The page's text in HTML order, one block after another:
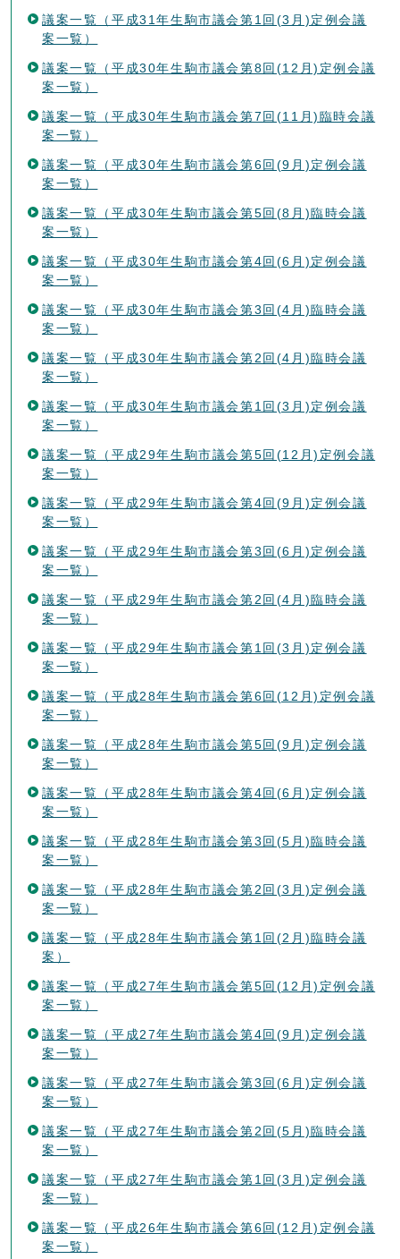
議案一覧（平成31年生駒市議会第1回(3月)定例会議
案一覧）
議案一覧（平成30年生駒市議会第8回(12月)定例会議
案一覧）
議案一覧（平成30年生駒市議会第7回(11月)臨時会議
案一覧）
議案一覧（平成30年生駒市議会第6回(9月)定例会議
案一覧）
議案一覧（平成30年生駒市議会第5回(8月)臨時会議
案一覧）
議案一覧（平成30年生駒市議会第4回(6月)定例会議
案一覧）
議案一覧（平成30年生駒市議会第3回(4月)臨時会議
案一覧）
議案一覧（平成30年生駒市議会第2回(4月)臨時会議
案一覧）
議案一覧（平成30年生駒市議会第1回(3月)定例会議
案一覧）
議案一覧（平成29年生駒市議会第5回(12月)定例会議
案一覧）
議案一覧（平成29年生駒市議会第4回(9月)定例会議
案一覧）
議案一覧（平成29年生駒市議会第3回(6月)定例会議
案一覧）
議案一覧（平成29年生駒市議会第2回(4月)臨時会議
案一覧）
議案一覧（平成29年生駒市議会第1回(3月)定例会議
案一覧）
議案一覧（平成28年生駒市議会第6回(12月)定例会議
案一覧）
議案一覧（平成28年生駒市議会第5回(9月)定例会議
案一覧）
議案一覧（平成28年生駒市議会第4回(6月)定例会議
案一覧）
議案一覧（平成28年生駒市議会第3回(5月)臨時会議
案一覧）
議案一覧（平成28年生駒市議会第2回(3月)定例会議
案一覧）
議案一覧（平成28年生駒市議会第1回(2月)臨時会議
案）
議案一覧（平成27年生駒市議会第5回(12月)定例会議
案一覧）
議案一覧（平成27年生駒市議会第4回(9月)定例会議
案一覧）
議案一覧（平成27年生駒市議会第3回(6月)定例会議
案一覧）
議案一覧（平成27年生駒市議会第2回(5月)臨時会議
案一覧）
議案一覧（平成27年生駒市議会第1回(3月)定例会議
案一覧）
議案一覧（平成26年生駒市議会第6回(12月)定例会議
案一覧）